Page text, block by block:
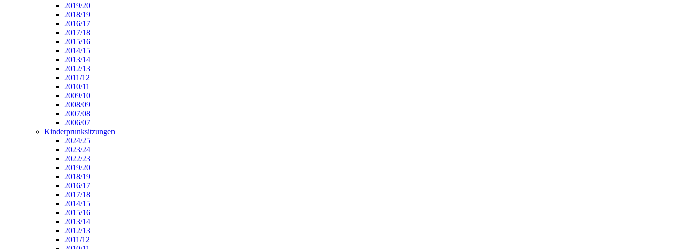
2019/20
2018/19
2016/17
2017/18
2015/16
2014/15
2013/14
2012/13
2011/12
2010/11
2009/10
2008/09
2007/08
2006/07
Kinderprunksitzungen
2024/25
2023/24
2022/23
2019/20
2018/19
2016/17
2017/18
2014/15
2015/16
2013/14
2012/13
2011/12